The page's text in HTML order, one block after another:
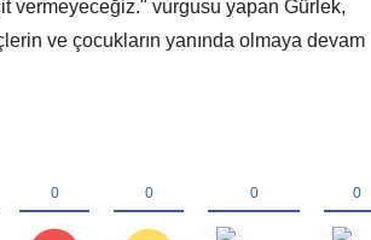
vermeyeceğiz." vurgusu yapan Gürlek,
ve çocukların yanında olmaya devam